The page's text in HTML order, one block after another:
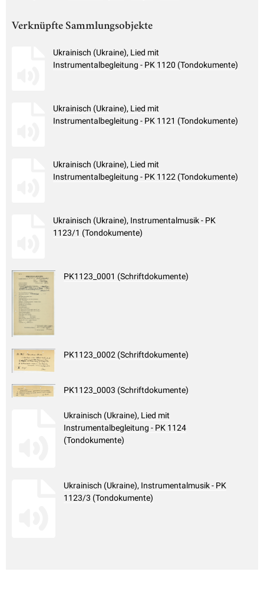
Verknüpfte Sammlungsobjekte
Ukrainisch (Ukraine), Lied mit
Instrumentalbegleitung - PK 1120 (Tondokumente)
Ukrainisch (Ukraine), Lied mit
Instrumentalbegleitung - PK 1121 (Tondokumente)
Ukrainisch (Ukraine), Lied mit
Instrumentalbegleitung - PK 1122 (Tondokumente)
Ukrainisch (Ukraine), Instrumentalmusik - PK
1123/1 (Tondokumente)
PK1123_0001 (Schriftdokumente)
PK1123_0002 (Schriftdokumente)
PK1123_0003 (Schriftdokumente)
Ukrainisch (Ukraine), Lied mit
Instrumentalbegleitung - PK 1124
(Tondokumente)
Ukrainisch (Ukraine), Instrumentalmusik - PK
1123/3 (Tondokumente)